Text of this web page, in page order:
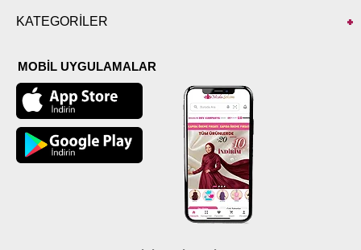
KATEGORİLER
MOBİL UYGULAMALAR